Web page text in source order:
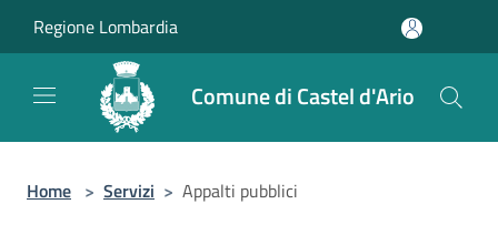
Regione Lombardia
Comune di Castel d'Ario
Home > Servizi > Appalti pubblici